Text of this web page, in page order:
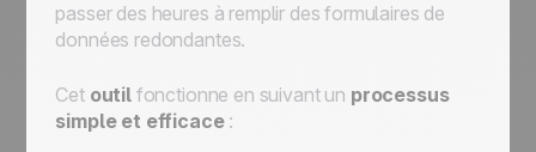
passer des heures à remplir des formulaires de
données redondantes.
Cet outil fonctionne en suivant un processus
simple et efficace: